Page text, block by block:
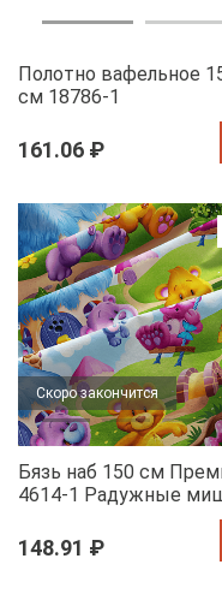
Полотно вафельное
см 18786-1
161.06 ₽
Скоро закончится
Бязь наб 150 см
4614-1 Радужные
148.91 ₽